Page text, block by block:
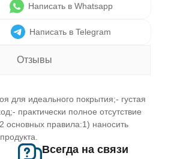
Написать в Whatsapp
Написать в Telegram
Отзывы
для идеального покрытия;- густая
практически полное отсутствие
основных правила:1) наносить
Всегда на связи